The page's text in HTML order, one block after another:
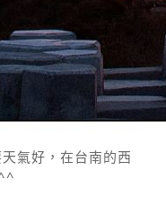
氣好，在台南的西